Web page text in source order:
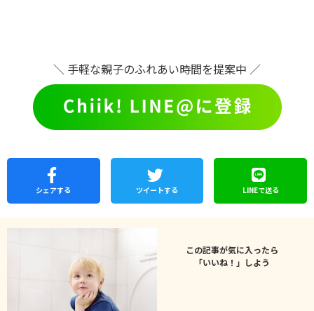
＼ 手軽な親子のふれあい時間を提案中 ／
シェアする ツイートする LINEで送る
この記事が気に入ったら
「いいね！」しよう